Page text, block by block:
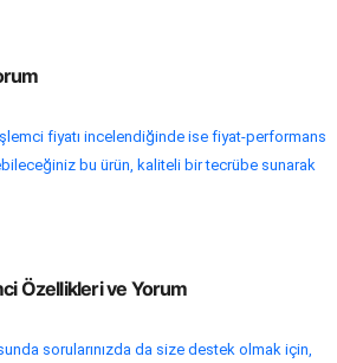
fiyatı incelendiğinde ise fiyat-performans
bu ürün, kaliteli bir tecrübe sunarak
Özellikleri ve Yorum
sorularınızda da size destek olmak için,